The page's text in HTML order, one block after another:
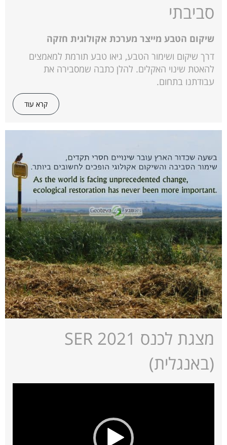
סביבתי
שיקום הטבע מייצר מערכת אקולוגית חזקה
דרך שיקום ושימור הטבע, גיאו טבע תורמת למאמצים
להאטת שינוי האקלים. להלן כתבה שמסבירה את
עבודתנו בתחום.
קרא עוד
מצגת לכנס SER 2021
(באנגלית)